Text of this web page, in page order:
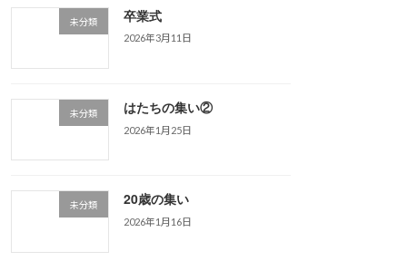
未分類 卒業式
2026年3月11日
未分類 はたちの集い②
2026年1月25日
未分類 20歳の集い
2026年1月16日